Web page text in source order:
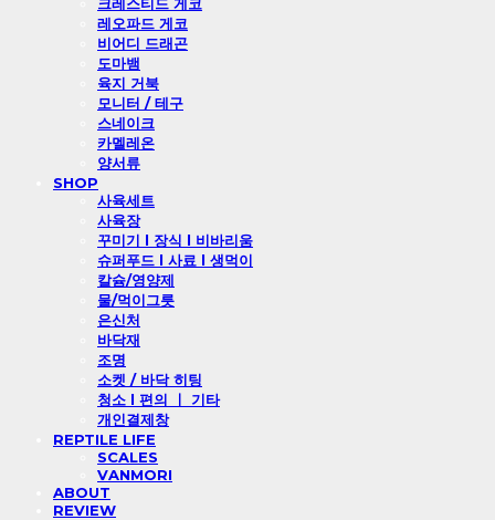
레오파드 게코
비어디 드래곤
도마뱀
육지 거북
모니터 / 테구
스네이크
카멜레온
양서류
SHOP
사육세트
사육장
꾸미기 l 장식 l 비바리움
슈퍼푸드 l 사료 l 생먹이
칼슘/영양제
물/먹이그릇
은신처
바닥재
조명
소켓 / 바닥 히팅
청소 l 편의 ㅣ 기타
개인결제창
REPTILE LIFE
SCALES
VANMORI
ABOUT
REVIEW